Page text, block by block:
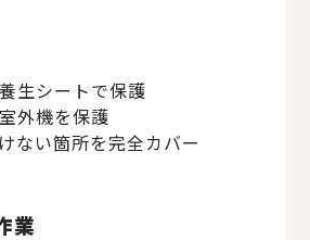
生シートで保護
外機を保護
ない箇所を完全カバー
業